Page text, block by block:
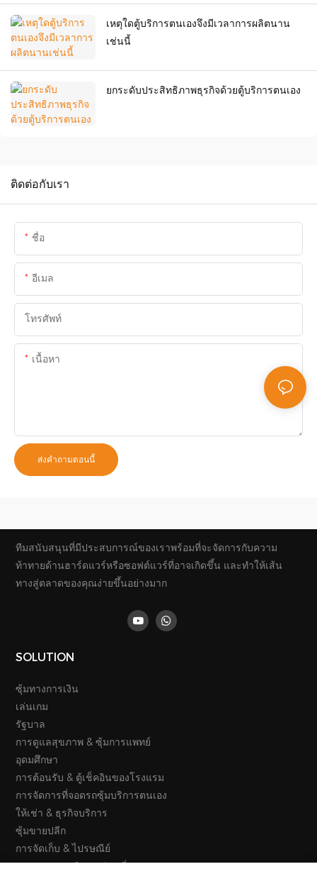
เหตุใดตู้บริการตนเองจึงมีเวลาการผลิตนาน
เช่นนี้
ยกระดับประสิทธิภาพธุรกิจด้วยตู้บริการตนเอง
ติดต่อกับเรา
ชื่อ
อีเมล
โทรศัพท์
เนื้อหา
ส่งคำถามตอนนี้
ทีมสนับสนุนที่มีประสบการณ์ของเราพร้อมที่จะจัดการกับความ
ท้าทายด้านฮาร์ดแวร์หรือซอฟต์แวร์ที่อาจเกิดขึ้น และทำให้เส้น
ทางสู่ตลาดของคุณง่ายขึ้นอย่างมาก
SOLUTION
ซุ้มทางการเงิน
เล่นเกม
รัฐบาล
การดูแลสุขภาพ & ซุ้มการแพทย์
อุดมศึกษา
การต้อนรับ & ตู้เช็คอินของโรงแรม
การจัดการที่จอดรถซุ้มบริการตนเอง
ให้เช่า & ธุรกิจบริการ
ซุ้มขายปลีก
การจัดเก็บ & ไปรษณีย์
การคมนาคม & การท่องเที่ยว